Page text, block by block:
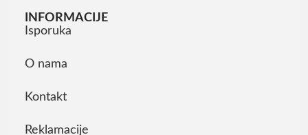
INFORMACIJE
Isporuka
O nama
Kontakt
Reklamacije